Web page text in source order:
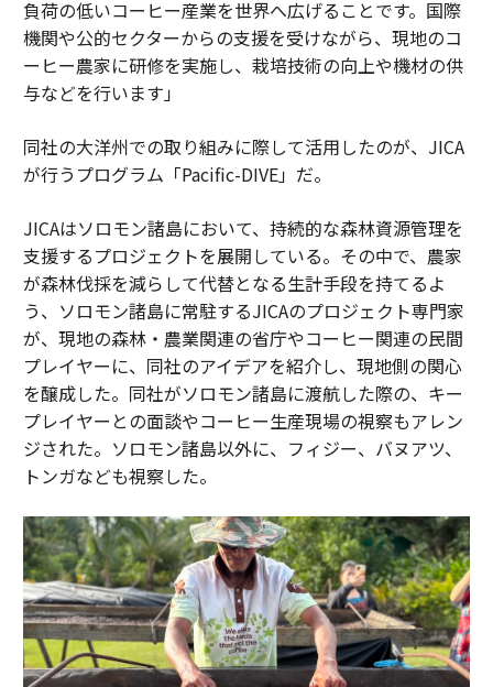
負荷の低いコーヒー産業を世界へ広げることです。国際
機関や公的セクターからの支援を受けながら、現地のコ
ーヒー農家に研修を実施し、栽培技術の向上や機材の供
与などを行います」
同社の大洋州での取り組みに際して活用したのが、JICA
が行うプログラム「Pacific-DIVE」だ。
JICAはソロモン諸島において、持続的な森林資源管理を
支援するプロジェクトを展開している。その中で、農家
が森林伐採を減らして代替となる生計手段を持てるよ
う、ソロモン諸島に常駐するJICAのプロジェクト専門家
が、現地の森林・農業関連の省庁やコーヒー関連の民間
プレイヤーに、同社のアイデアを紹介し、現地側の関心
を醸成した。同社がソロモン諸島に渡航した際の、キー
プレイヤーとの面談やコーヒー生産現場の視察もアレン
ジされた。ソロモン諸島以外に、フィジー、バヌアツ、
トンガなども視察した。